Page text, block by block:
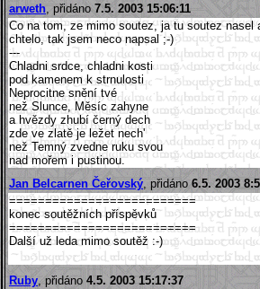
arweth , přidáno 7.5. 2003 15:06:11
Co na tom, ze mimo soutez, ja tu soutez nasel
chtelo, tak jsem neco napsal ;-)
---
Chladni srdce, chladni kosti
pod kamenem k strnulosti
Neprocitne snění tvé
než Slunce, Měsíc zahyne
a hvězdy zhubí černý dech
zde ve zlatě je ležet nech'
než Temný zvedne ruku svou
nad mořem i pustinou.
Jan Belcarnen Čeřovský , přidáno 6.5. 2003
==========================
konec soutěžních příspěvků
==========================
Další už leda mimo soutěž :-)
Ruby , přidáno 4.5. 2003 15:17:37